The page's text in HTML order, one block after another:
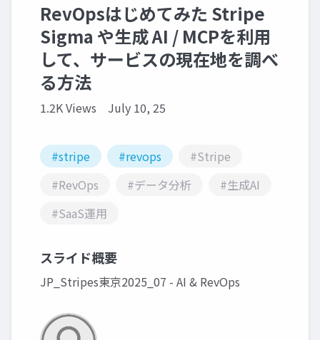
RevOpsはじめてみた Stripe
Sigma や生成 AI / MCPを利用
して、サービスの現在地を調べ
る方法
1.2K Views July 10, 25
#stripe #revops
#Stripe
#RevOps
#データ分析
#生成AI
#SaaS運用
スライド概要
JP_Stripes東京2025_07 - AI & RevOps